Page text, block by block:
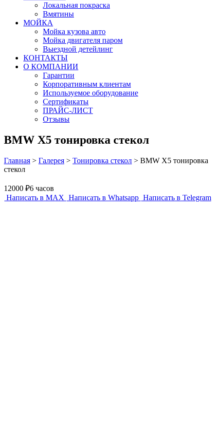
Локальная покраска
Вмятины
МОЙКА
Мойка кузова авто
Мойка двигателя паром
Выездной детейлинг
КОНТАКТЫ
О КОМПАНИИ
Гарантии
Корпоративным клиентам
Используемое оборудование
Сертификаты
ПРАЙС-ЛИСТ
Отзывы
BMW X5 тонировка стекол
Главная > Галерея > Тонировка стекол > BMW X5 тонировка
стекол
12000 ₽6 часов
Написать в MAX Написать в Whatsapp Написать в Telegram